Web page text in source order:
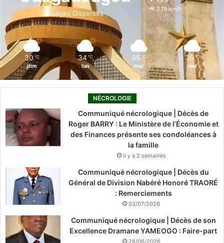
o
k
i
n
r
Nuages Dispersés
2.19 km/h
30 ℃
dim
34 ℃
lun
35 ℃
mar
35 ℃
mer
NÉCROLOGIE
Communiqué nécrologique | Décès de
Roger BARRY : Le Ministère de l’Économie et
des Finances présente ses condoléances à
la famille
il y a 2 semaines
Communiqué nécrologique | Décès du
Général de Division Nabéré Honoré TRAORÉ
: Remerciements
03/07/2026
Communiqué nécrologique | Décès de son
Excellence Dramane YAMEOGO : Faire-part